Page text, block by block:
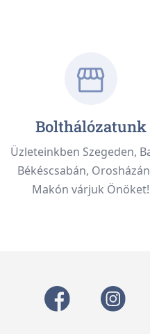
Bolthálózatunk
Üzleteinkben Szegeden,
Békéscsabán,
Makón várjuk Önöket!